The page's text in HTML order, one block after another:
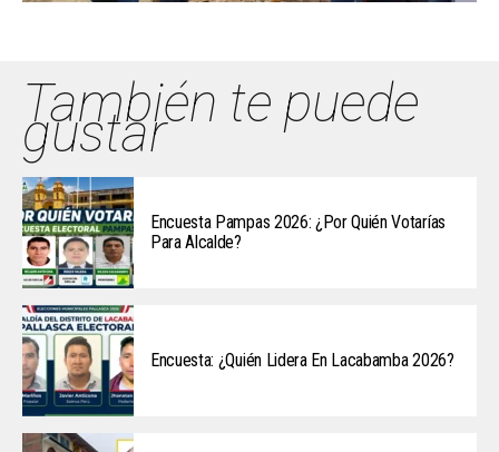
También te puede
gustar
Encuesta Pampas 2026: ¿Por Quién Votarías
Para Alcalde?
Encuesta: ¿Quién Lidera En Lacabamba 2026?